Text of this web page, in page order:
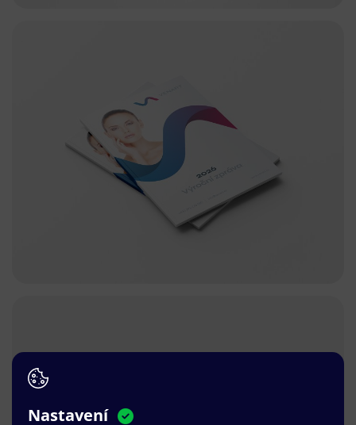
Nastavení